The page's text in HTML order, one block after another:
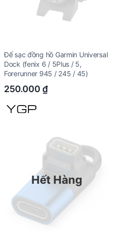
Đế sạc đồng hồ Garmin Universal
Dock (fenix 6 / 5Plus / 5,
Forerunner 945 / 245 / 45)
250.000 ₫
Hết Hàng